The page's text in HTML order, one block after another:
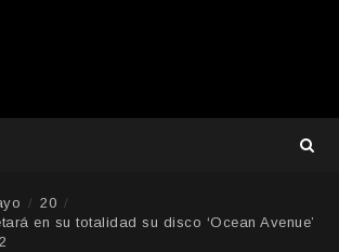
20
en su totalidad su disco ‘Ocean Avenue’